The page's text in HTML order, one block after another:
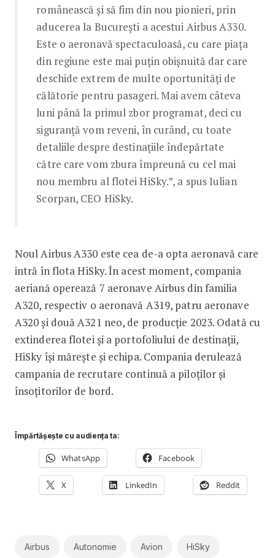
românească și să fim din nou pionieri, prin
aducerea la București a acestui Airbus A330.
Este o aeronavă spectaculoasă, cu care piața
din regiune este mai puțin obișnuită dar care
deschide extrem de multe oportunități de
călătorie pentru pasageri. Mai avem câteva
luni până la primul zbor programat, deci cu
siguranță vom reveni, în curând, cu toate
detaliile despre destinațiile îndepărtate
către care vom zbura împreună cu cel mai
nou membru al flotei HiSky.”, a spus Iulian
Scorpan, CEO HiSky.
Noul Airbus A330 este cea de-a opta aeronavă care
intră în flota HiSky. În acest moment, compania
aeriană operează 7 aeronave Airbus din familia
A320, respectiv o aeronavă A319, patru aeronave
A320 și două A321 neo, de producție 2023. Odată cu
extinderea flotei și a portofoliului de destinații,
HiSky își mărește și echipa. Compania derulează
campania de recrutare continuă a piloților și
însoțitorilor de bord.
Împărtășește cu audiența ta:
WhatsApp Facebook
X LinkedIn Reddit
Airbus Autonomie Avion HiSky